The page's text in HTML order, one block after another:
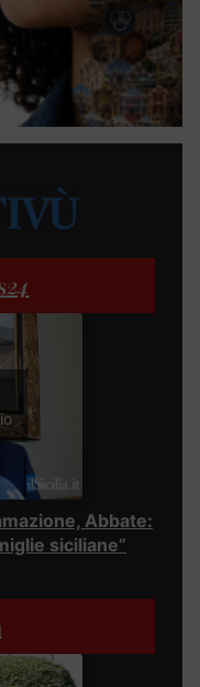
24
Abbate:
siciliane”